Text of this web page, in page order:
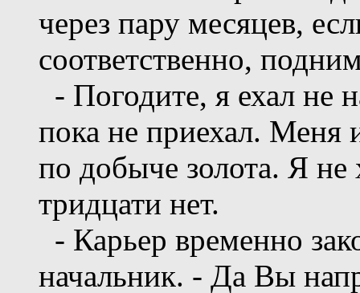
через пару месяцев,
соответственно,
- Погодите, я ехал не
пока не приехал. Меня
по добыче золота. Я
тридцати нет.
- Карьер временно
начальник. - Да Вы